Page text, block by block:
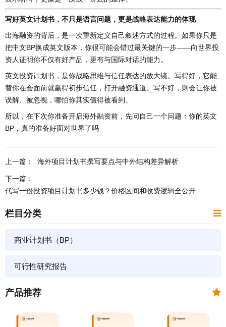
写好英文计划书，不只是语言问题，更是战略表达能力的体现
出海融资的背后，是一次重新定义自己叙述方式的过程。如果你只是
把中文BP换成英文版本，你很可能会错过最关键的一步——向世界投
资人证明你不仅有好产品，更有与国际对话的能力。
英文投资计划书，是你战略思维与信任表达的放大镜。写得好，它能
替你在会面前就赢得初步信任，打开融资通道。写不好，则会让你被
误解、被忽视，哪怕你其实值得被看到。
所以，在下次你准备开启海外融资前，先问自己一个问题：你的英文
BP，真的准备好面对世界了吗
上一篇： 海外项目计划书撰写要点与中外结构差异解析
下一篇：
代写一份投资项目计划书多少钱？价格区间和收费逻辑全公开
栏目分类
商业计划书（BP）
可行性研究报告
产品推荐